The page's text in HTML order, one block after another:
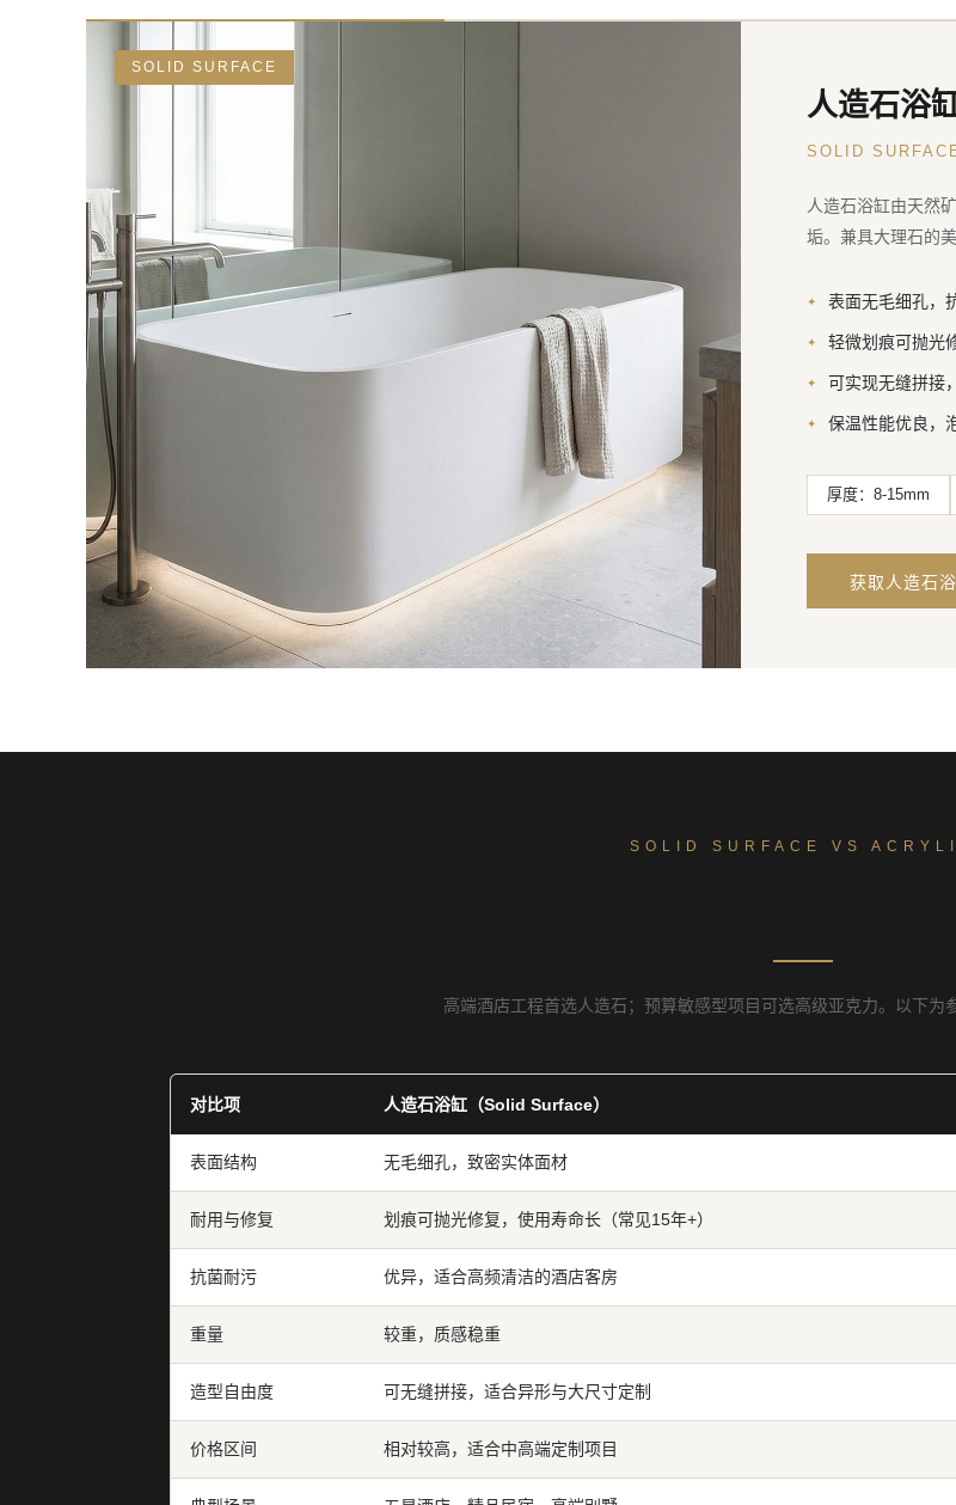
SOLID SURFACE
人造石浴
SOLID
人造石浴缸由天然
垢。兼具大理石的
表面无毛细孔，
轻微划痕可抛光
可实现无缝拼接
保温性能优良，
厚度：8-15mm
获取人造石
SOLID SURFACE VS
高端酒店工程首选人造石；预算敏感型项目可选高级亚克力。以下为
对比项 人造石浴缸（Solid Surface）
表面结构 无毛细孔，致密实体面材
耐用与修复 划痕可抛光修复，使用寿命长（常见15年+）
抗菌耐污 优异，适合高频清洁的酒店客房
重量 较重，质感稳重
造型自由度 可无缝拼接，适合异形与大尺寸定制
价格区间 相对较高，适合中高端定制项目